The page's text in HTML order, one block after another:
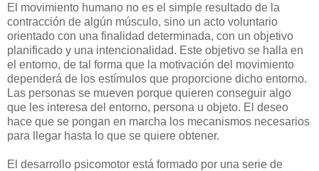
El movimiento humano no es el simple resultado de la
contracción de algún músculo, sino un acto voluntario
orientado con una finalidad determinada, con un objetivo
planificado y una intencionalidad. Este objetivo se halla en
el entorno, de tal forma que la motivación del movimiento
dependerá de los estímulos que proporcione dicho entorno.
Las personas se mueven porque quieren conseguir algo
que les interesa del entorno, persona u objeto. El deseo
hace que se pongan en marcha los mecanismos necesarios
para llegar hasta lo que se quiere obtener.
El desarrollo psicomotor está formado por una serie de